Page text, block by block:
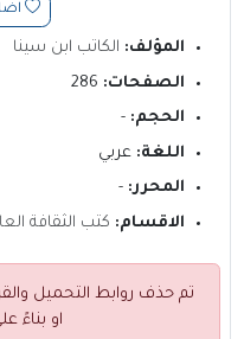
المؤلف: الكاتب ابن سينا
الصفحات:
الحجم: -
اللغة: عربي
المحرر: -
الاقسام: كتب الثقافة
تم حذف روابط التحميل
او بناءً